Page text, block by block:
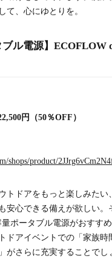
て、心にゆとりを。
ブル電源】ECOFLOW
円（50％OFF）
shops/product/
トドアをもっと楽しみたい
安心できる備えが欲しい。
量ポータブル電源がおすす
ドアイベントでの「家族時
がさらに充実することでし